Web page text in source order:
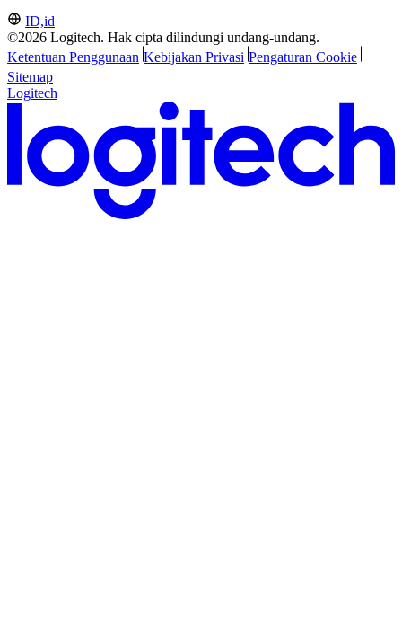
ID,id
©2026 Logitech. Hak cipta dilindungi undang-undang.
Ketentuan Penggunaan Kebijakan Privasi Pengaturan Cookie
Sitemap
Logitech